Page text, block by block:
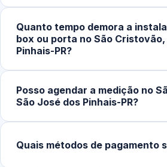
Pinhais‑PR e região.
avaliações de clientes, pedir
confirmar a garantia do serviço.
Quanto tempo demora a
box ou porta no São
Pinhais-PR?
temperado (geralmente 5 a 10 dias
local costuma ser concluída em 2 a 4
Posso agendar a medição no
São José dos Pinhais-PR?
disponibilidade do cliente, incluindo
Quais métodos de pagamento